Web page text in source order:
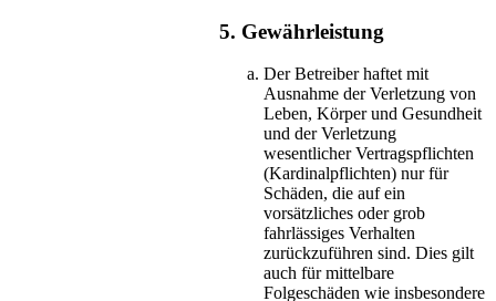
5. Gewährleistung
Der Betreiber haftet mit
Ausnahme der Verletzung von
Leben, Körper und Gesundheit
und der Verletzung
wesentlicher Vertragspflichten
(Kardinalpflichten) nur für
Schäden, die auf ein
vorsätzliches oder grob
fahrlässiges Verhalten
zurückzuführen sind. Dies gilt
auch für mittelbare
Folgeschäden wie insbesondere